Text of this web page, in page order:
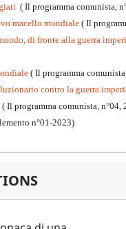
( Il programma comunista,
macello mondiale( Il
di fronte alla guerra
( Il programma
contro la guerra
( Il programma comunista, n°04,
n°01-2023)